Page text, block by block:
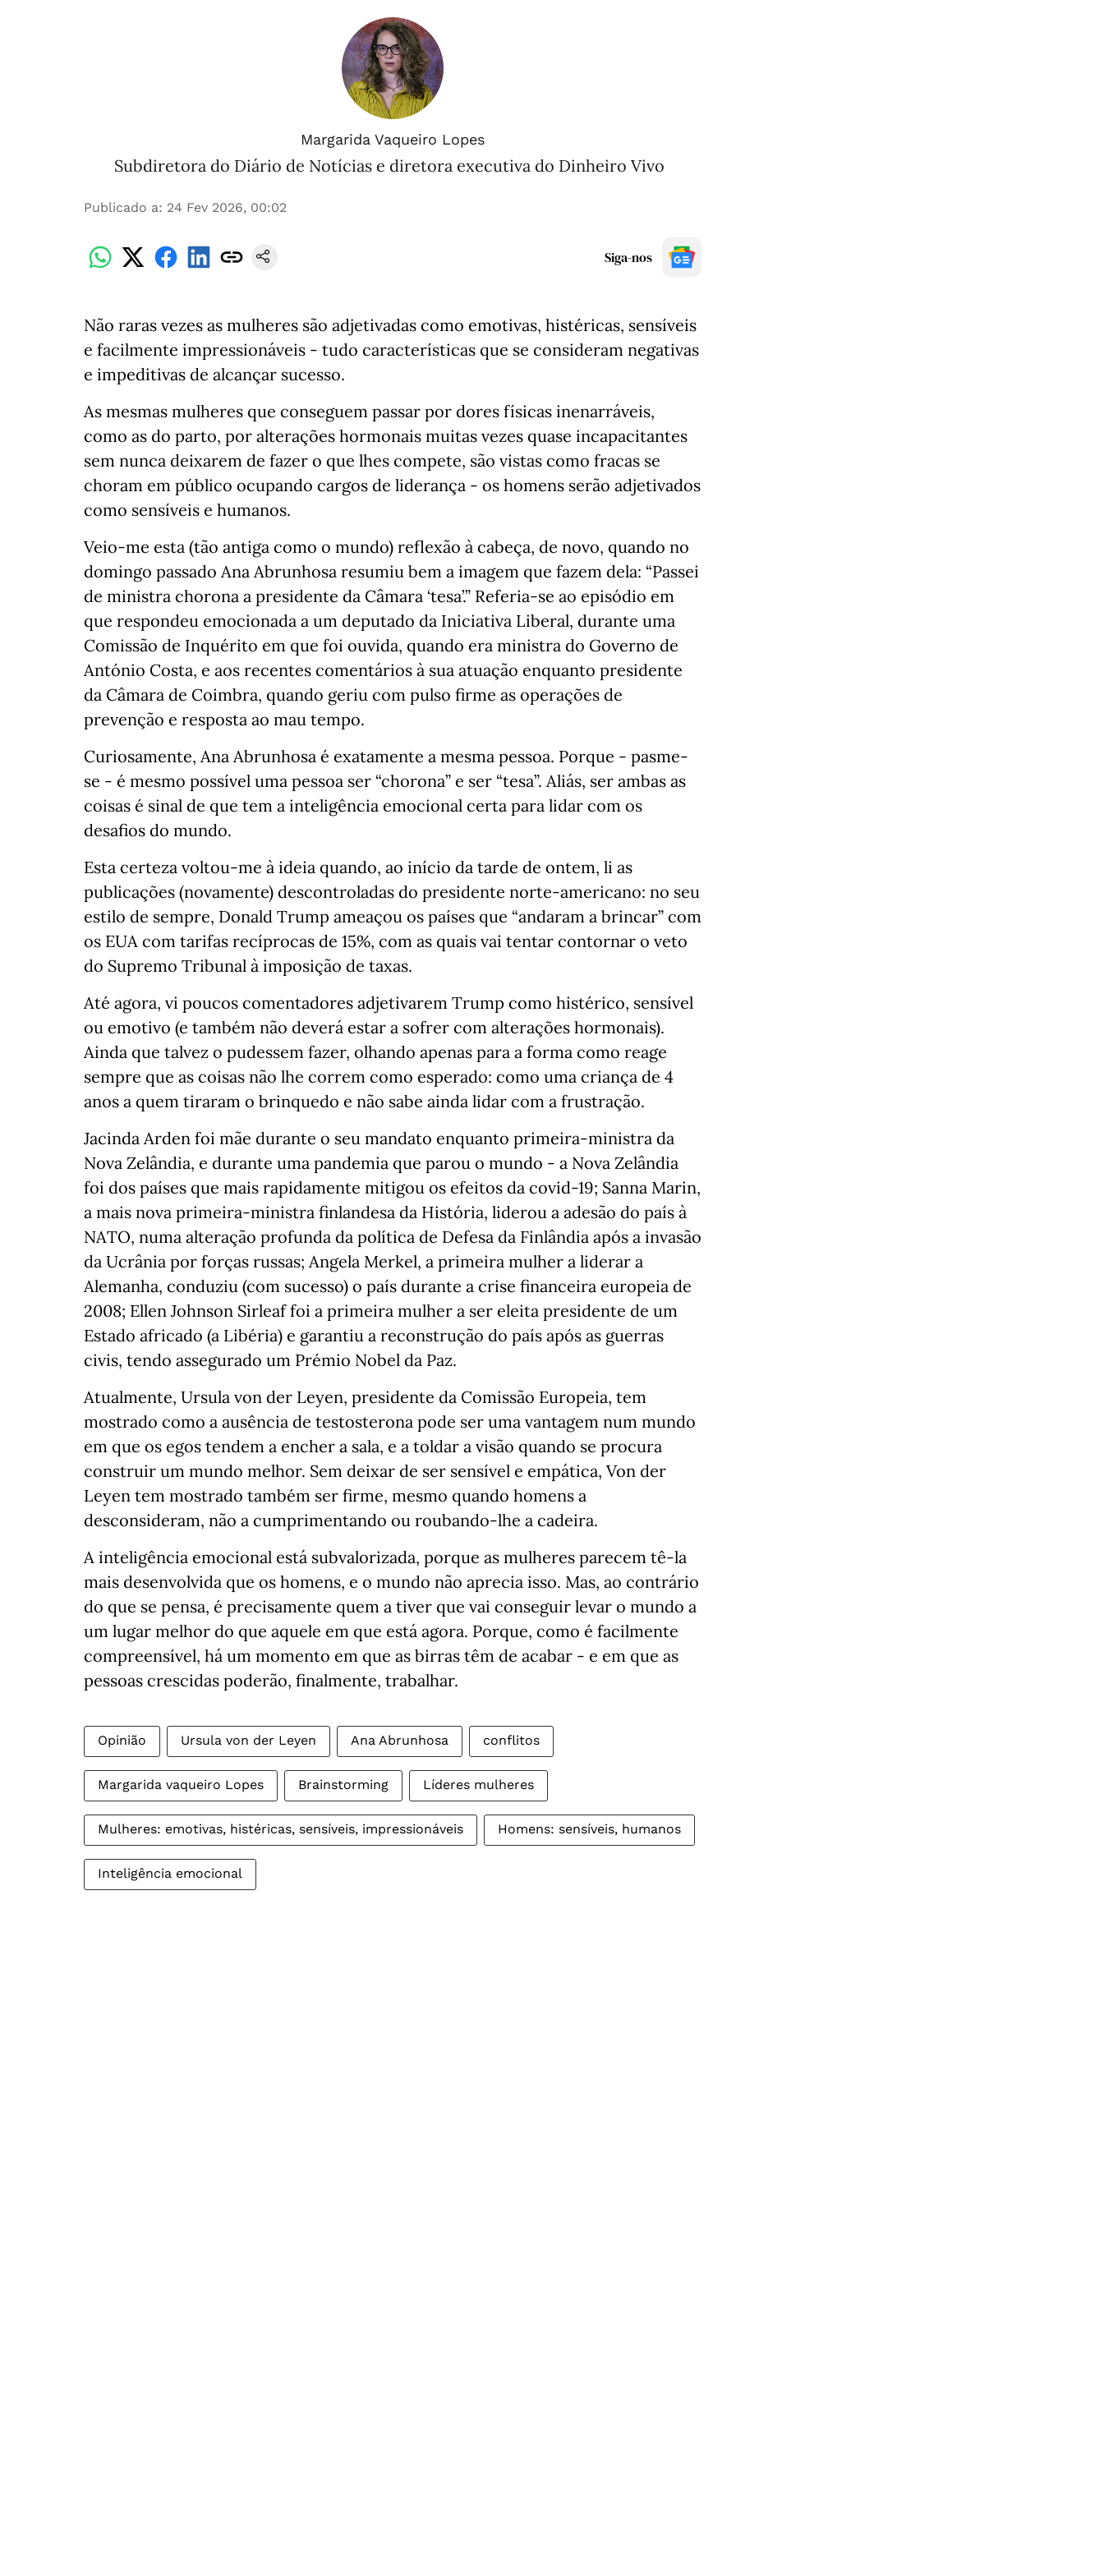
Margarida Vaqueiro Lopes
Subdiretora do Diário de Notícias e diretora executiva do Dinheiro Vivo
Publicado a: 24 Fev 2026, 00:02
Siga-nos
Não raras vezes as mulheres são adjetivadas como emotivas, histéricas, sensíveis
e facilmente impressionáveis - tudo características que se consideram negativas
e impeditivas de alcançar sucesso.
As mesmas mulheres que conseguem passar por dores físicas inenarráveis,
como as do parto, por alterações hormonais muitas vezes quase incapacitantes
sem nunca deixarem de fazer o que lhes compete, são vistas como fracas se
choram em público ocupando cargos de liderança - os homens serão adjetivados
como sensíveis e humanos.
Veio-me esta (tão antiga como o mundo) reflexão à cabeça, de novo, quando no
domingo passado Ana Abrunhosa resumiu bem a imagem que fazem dela: “Passei
de ministra chorona a presidente da Câmara ‘tesa’.” Referia-se ao episódio em
que respondeu emocionada a um deputado da Iniciativa Liberal, durante uma
Comissão de Inquérito em que foi ouvida, quando era ministra do Governo de
António Costa, e aos recentes comentários à sua atuação enquanto presidente
da Câmara de Coimbra, quando geriu com pulso firme as operações de
prevenção e resposta ao mau tempo.
Curiosamente, Ana Abrunhosa é exatamente a mesma pessoa. Porque - pasme-
se - é mesmo possível uma pessoa ser “chorona” e ser “tesa”. Aliás, ser ambas as
coisas é sinal de que tem a inteligência emocional certa para lidar com os
desafios do mundo.
Esta certeza voltou-me à ideia quando, ao início da tarde de ontem, li as
publicações (novamente) descontroladas do presidente norte-americano: no seu
estilo de sempre, Donald Trump ameaçou os países que “andaram a brincar” com
os EUA com tarifas recíprocas de 15%, com as quais vai tentar contornar o veto
do Supremo Tribunal à imposição de taxas.
Até agora, vi poucos comentadores adjetivarem Trump como histérico, sensível
ou emotivo (e também não deverá estar a sofrer com alterações hormonais).
Ainda que talvez o pudessem fazer, olhando apenas para a forma como reage
sempre que as coisas não lhe correm como esperado: como uma criança de 4
anos a quem tiraram o brinquedo e não sabe ainda lidar com a frustração.
Jacinda Arden foi mãe durante o seu mandato enquanto primeira-ministra da
Nova Zelândia, e durante uma pandemia que parou o mundo - a Nova Zelândia
foi dos países que mais rapidamente mitigou os efeitos da covid-19; Sanna Marin,
a mais nova primeira-ministra finlandesa da História, liderou a adesão do país à
NATO, numa alteração profunda da política de Defesa da Finlândia após a invasão
da Ucrânia por forças russas; Angela Merkel, a primeira mulher a liderar a
Alemanha, conduziu (com sucesso) o país durante a crise financeira europeia de
2008; Ellen Johnson Sirleaf foi a primeira mulher a ser eleita presidente de um
Estado africado (a Libéria) e garantiu a reconstrução do país após as guerras
civis, tendo assegurado um Prémio Nobel da Paz.
Atualmente, Ursula von der Leyen, presidente da Comissão Europeia, tem
mostrado como a ausência de testosterona pode ser uma vantagem num mundo
em que os egos tendem a encher a sala, e a toldar a visão quando se procura
construir um mundo melhor. Sem deixar de ser sensível e empática, Von der
Leyen tem mostrado também ser firme, mesmo quando homens a
desconsideram, não a cumprimentando ou roubando-lhe a cadeira.
A inteligência emocional está subvalorizada, porque as mulheres parecem tê-la
mais desenvolvida que os homens, e o mundo não aprecia isso. Mas, ao contrário
do que se pensa, é precisamente quem a tiver que vai conseguir levar o mundo a
um lugar melhor do que aquele em que está agora. Porque, como é facilmente
compreensível, há um momento em que as birras têm de acabar - e em que as
pessoas crescidas poderão, finalmente, trabalhar.
Opinião Ursula von der Leyen Ana Abrunhosa conflitos
Margarida vaqueiro Lopes Brainstorming Líderes mulheres
Mulheres: emotivas, histéricas, sensíveis, impressionáveis Homens: sensíveis, humanos
Inteligência emocional